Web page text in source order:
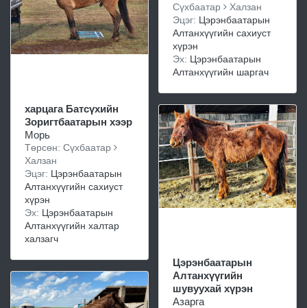
харцага Батсүхийн
Зоригтбаатарын хээр
Морь
Төрсөн: Сүхбаатар
Халзан
Эцэг: Цэрэнбаатарын
Алтанхүүгийн сахиуст
хүрэн
Эх: Цэрэнбаатарын
Алтанхүүгийн халтар
халзагч
Сүхбаатар
Халзан
Эцэг: Цэрэнбаатарын
Алтанхүүгийн сахиуст
хүрэн
Эх: Цэрэнбаатарын
Алтанхүүгийн шаргач
Цэрэнбаатарын
Алтанхүүгийн
шувуухай хүрэн
Азарга